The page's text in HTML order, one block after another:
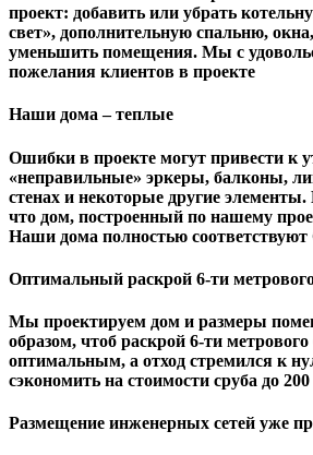
проект: добавить или убрать
свет», дополнительную спальню,
уменьшить помещения. Мы с
пожелания клиентов в проекте
Наши дома – теплые
Ошибки в проекте могут привести к
«неправильные» эркеры, балконы,
стенах и некоторые другие
чтo дом, построенный по нашему
Наши дома полностью
Оптимальный раскрой 6-ти
Мы проектируем дом и размеры
образом, чтоб раскрой 6-ти
оптимальным, а отход стремился к
сэкономить на стоимости сруба до 200
Размещение инженерных сетей уже